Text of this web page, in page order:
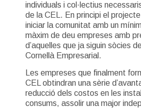
individuals i col·lectius
de la CEL. En principi el
iniciar la comunitat amb un
màxim de deu empreses amb
d’aquelles que ja siguin sòcies
Cornellà Empresarial.
Les empreses que finalment
CEL obtindran una sèrie
reducció dels costos en les
consums, assolir una major